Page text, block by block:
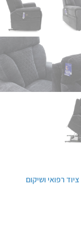
ציוד רפואי ושיקום